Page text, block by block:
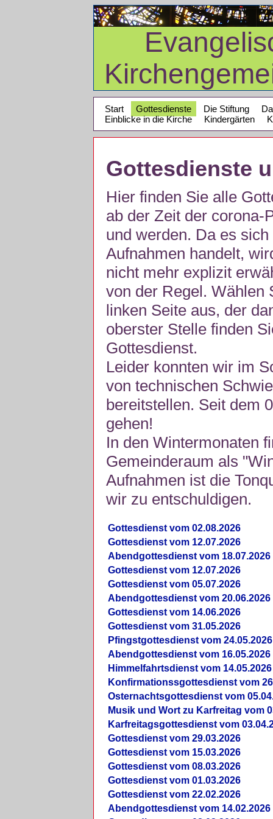
Start Gottesdienste Die Stiftung
Einblicke in die Kirche
Kindergärten
Gottesdienste
Hier finden Sie alle
ab der Zeit der corona-
und werden. Da es
Aufnahmen handelt,
nicht mehr explizit
von der Regel. Wählen
linken Seite aus, der
oberster Stelle finden
Gottesdienst.
Leider konnten wir im
von technischen
bereitstellen. Seit dem
gehen!
In den Wintermonaten
Gemeinderaum als
Aufnahmen ist die
wir zu entschuldigen.
Gottesdienst vom 02.08.2026
Gottesdienst vom 12.07.2026
Abendgottesdienst vom 18.07.2026
Gottesdienst vom 12.07.2026
Gottesdienst vom 05.07.2026
Abendgottesdienst vom 20.06.2026
Gottesdienst vom 14.06.2026
Gottesdienst vom 31.05.2026
Pfingstgottesdienst vom 24.05.2026
Abendgottesdienst vom 16.05.2026
Himmelfahrtsdienst vom 14.05.2026
Konfirmationssgottesdienst vom
Osternachtsgottesdienst vom
Musik und Wort zu Karfreitag vom
Karfreitagsgottesdienst vom
Gottesdienst vom 29.03.2026
Gottesdienst vom 15.03.2026
Gottesdienst vom 08.03.2026
Gottesdienst vom 01.03.2026
Gottesdienst vom 22.02.2026
Abendgottesdienst vom 14.02.2026